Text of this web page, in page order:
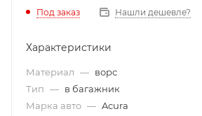
Под заказ Нашли дешевле?
Характеристики
Материал — ворс
Тип — в багажник
Марка авто — Acura